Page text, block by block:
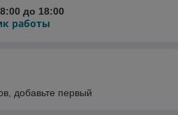
до 18:00
работы
добавьте первый